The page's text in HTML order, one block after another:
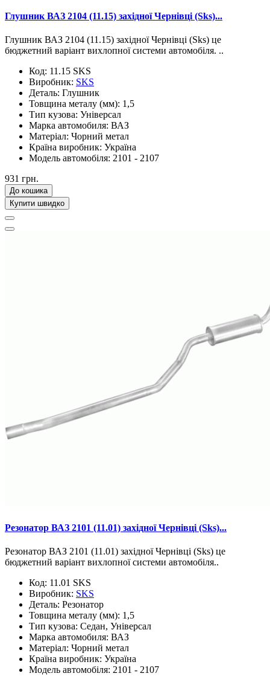
Глушник ВАЗ 2104 (11.15) західної Чернівці (Sks)...
Глушник ВАЗ 2104 (11.15) західної Чернівці (Sks) це
бюджетний варіант вихлопної системи автомобіля. ..
Код: 11.15 SKS
Виробник: SKS
Деталь: Глушник
Товщина металу (мм): 1,5
Тип кузова: Універсал
Марка автомобиля: ВАЗ
Матеріал: Чорний метал
Країна виробник: Україна
Модель автомобіля: 2101 - 2107
931 грн.
До кошика
Купити швидко
Резонатор ВАЗ 2101 (11.01) західної Чернівці (Sks)...
Резонатор ВАЗ 2101 (11.01) західної Чернівці (Sks) це
бюджетний варіант вихлопної системи автомобіля..
Код: 11.01 SKS
Виробник: SKS
Деталь: Резонатор
Товщина металу (мм): 1,5
Тип кузова: Седан, Універсал
Марка автомобиля: ВАЗ
Матеріал: Чорний метал
Країна виробник: Україна
Модель автомобіля: 2101 - 2107